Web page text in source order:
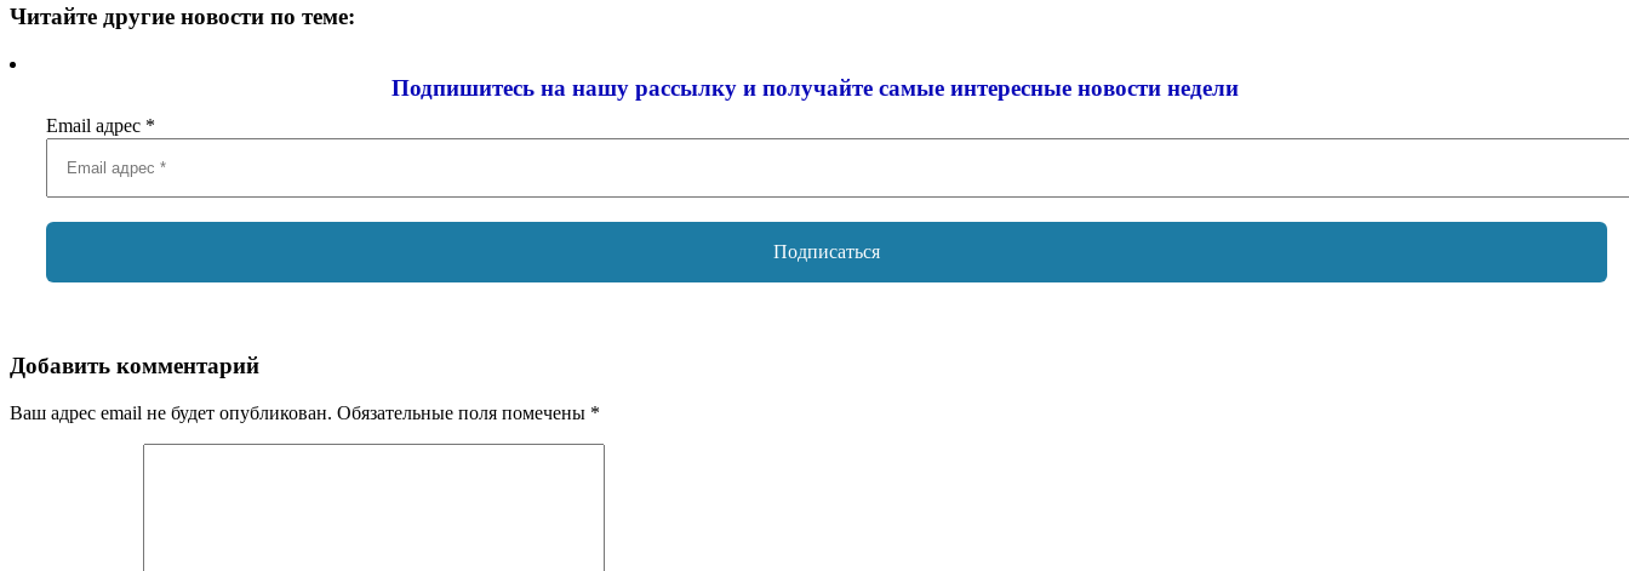
Читайте другие новости по теме:
Подпишитесь на нашу рассылку и получайте самые интересные новости недели
Email адрес *
Добавить комментарий
Ваш адрес email не будет опубликован. Обязательные поля помечены *